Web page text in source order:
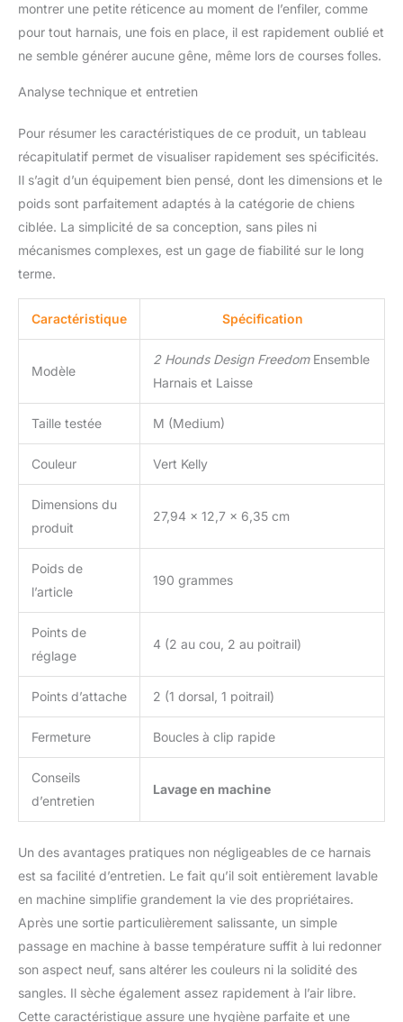
montrer une petite réticence au moment de l’enfiler, comme
pour tout harnais, une fois en place, il est rapidement oublié et
ne semble générer aucune gêne, même lors de courses folles.
Analyse technique et entretien
Pour résumer les caractéristiques de ce produit, un tableau
récapitulatif permet de visualiser rapidement ses spécificités.
Il s’agit d’un équipement bien pensé, dont les dimensions et le
poids sont parfaitement adaptés à la catégorie de chiens
ciblée. La simplicité de sa conception, sans piles ni
mécanismes complexes, est un gage de fiabilité sur le long
terme.
Caractéristique Spécification
Modèle
2 Hounds Design FreedomEnsemble
Harnais et Laisse
Taille testée M (Medium)
Couleur Vert Kelly
Dimensions du
produit
27,94 x 12,7 x 6,35 cm
Poids de
l’article
190 grammes
Points de
réglage
4 (2 au cou, 2 au poitrail)
Points d’attache 2 (1 dorsal, 1 poitrail)
Fermeture Boucles à clip rapide
Conseils
d’entretien
Lavage en machine
Un des avantages pratiques non négligeables de ce harnais
est sa facilité d’entretien. Le fait qu’il soit entièrement lavable
en machine simplifie grandement la vie des propriétaires.
Après une sortie particulièrement salissante, un simple
passage en machine à basse température suffit à lui redonner
son aspect neuf, sans altérer les couleurs ni la solidité des
sangles. Il sèche également assez rapidement à l’air libre.
Cette caractéristique assure une hygiène parfaite et une